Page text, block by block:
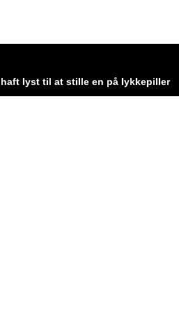
lyst til at stille en på lykkepiller